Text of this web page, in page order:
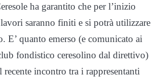
ha garantito che per l’inizio
saranno finiti e si potrà utilizzare
E’ quanto emerso (e comunicato ai
fondistico ceresolino dal direttivo)
recente incontro tra i rappresentanti